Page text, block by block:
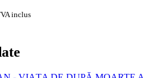
inclus